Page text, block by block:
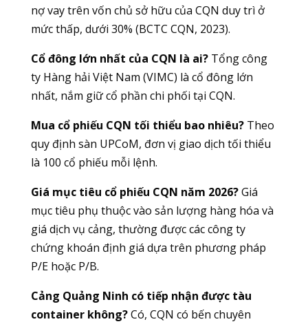
nợ vay trên vốn chủ sở hữu của CQN duy trì ở
mức thấp, dưới 30% (BCTC CQN, 2023).
Cổ đông lớn nhất của CQN là ai?Tổng công
ty Hàng hải Việt Nam (VIMC) là cổ đông lớn
nhất, nắm giữ cổ phần chi phối tại CQN.
Mua cổ phiếu CQN tối thiểu bao nhiêu?Theo
quy định sàn UPCoM, đơn vị giao dịch tối thiểu
là 100 cổ phiếu mỗi lệnh.
Giá mục tiêu cổ phiếu CQN năm 2026?Giá
mục tiêu phụ thuộc vào sản lượng hàng hóa và
giá dịch vụ cảng, thường được các công ty
chứng khoán định giá dựa trên phương pháp
P/E hoặc P/B.
Cảng Quảng Ninh có tiếp nhận được tàu
container không?Có, CQN có bến chuyên